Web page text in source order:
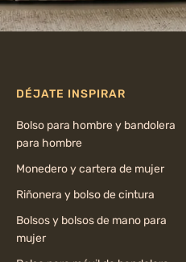
DÉJATE INSPIRAR
Bolso para hombre y bandolera
para hombre
Monedero y cartera de mujer
Riñonera y bolso de cintura
Bolsos y bolsos de mano para
mujer